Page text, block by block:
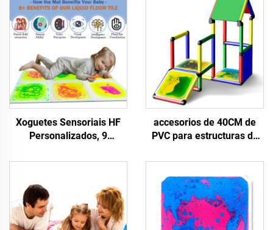
Xoguetes Sensoriais HF
Personalizados, 9
Solado Sensorial UV,
Coixentes de Gel Líquido
para Niños con Autismo
accesorios de 40CM de
PVC para estructuras de
y fiables, juguetes de
extrusión, láminas
sensoriales líquidas para
suelos para niños de 0-14
años